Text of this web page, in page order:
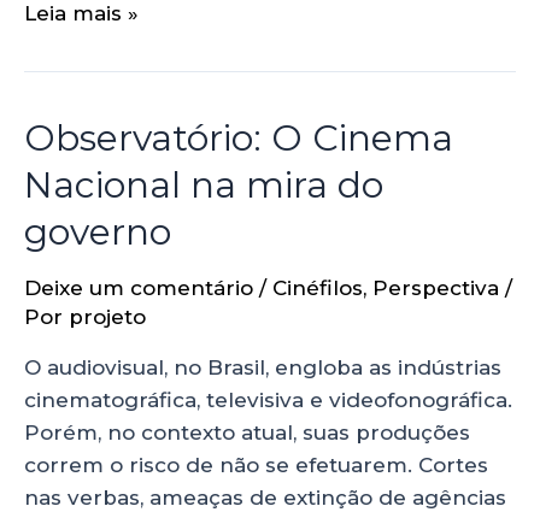
Leia mais »
Observatório: O Cinema
Nacional na mira do
governo
Deixe um comentário / Cinéfilos, Perspectiva /
Por projeto
O audiovisual, no Brasil, engloba as indústrias
cinematográfica, televisiva e videofonográfica.
Porém, no contexto atual, suas produções
correm o risco de não se efetuarem. Cortes
nas verbas, ameaças de extinção de agências